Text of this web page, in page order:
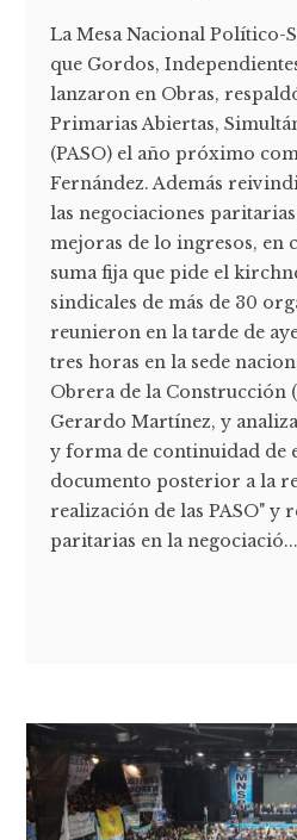
La Mesa Nacional Político-
que Gordos,
lanzaron en Obras,
Primarias Abiertas,
(PASO) el año próximo
Fernández. Además
las negociaciones
mejoras de lo ingresos, en
suma fija que pide el
sindicales de más de 30
reunieron en la tarde de
tres horas en la sede
Obrera de la Construcción
Gerardo Martínez, y
y forma de continuidad de
documento posterior a la
realización de las PASO" y
paritarias en la negociació...